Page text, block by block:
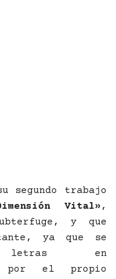
segundo trabajo
Vital» ,
y que
ya que se
en
por el propio